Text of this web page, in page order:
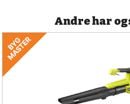
Andre har